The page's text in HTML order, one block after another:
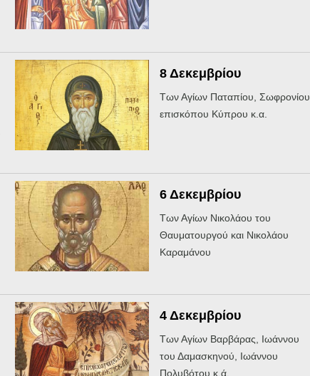
8 Δεκεμβρίου
Των Αγίων Παταπίου, Σωφρονίου
επισκόπου Κύπρου κ.α.
6 Δεκεμβρίου
Των Αγίων Νικολάου του
Θαυματουργού και Νικολάου
Καραμάνου
4 Δεκεμβρίου
Των Αγίων Βαρβάρας, Ιωάννου
του Δαμασκηνού, Ιωάννου
Πολυβότου κ.ά.